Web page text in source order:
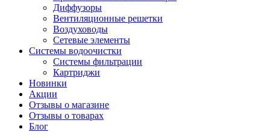
Диффузоры
Вентиляционные решетки
Воздуховоды
Сетевые элементы
Системы водоочистки
Системы фильтрации
Картриджи
Новинки
Акции
Отзывы о магазине
Отзывы о товарах
Блог